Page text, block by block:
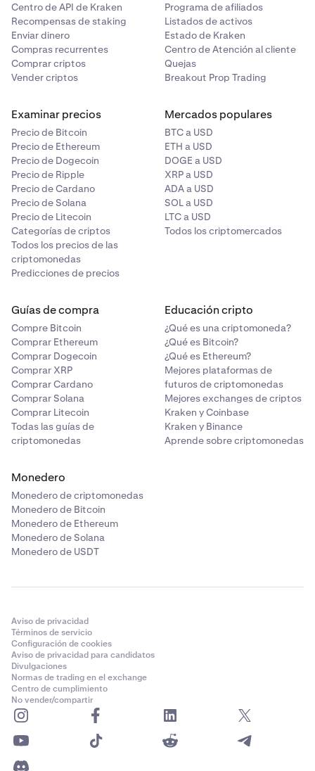
Centro de API de Kraken
Recompensas de staking
Enviar dinero
Compras recurrentes
Comprar criptos
Vender criptos
Programa de afiliados
Listados de activos
Estado de Kraken
Centro de Atención al cliente
Quejas
Breakout Prop Trading
Examinar precios
Precio de Bitcoin
Precio de Ethereum
Precio de Dogecoin
Precio de Ripple
Precio de Cardano
Precio de Solana
Precio de Litecoin
Categorías de criptos
Todos los precios de las
criptomonedas
Predicciones de precios
Mercados populares
BTC a USD
ETH a USD
DOGE a USD
XRP a USD
ADA a USD
SOL a USD
LTC a USD
Todos los criptomercados
Guías de compra
Compre Bitcoin
Comprar Ethereum
Comprar Dogecoin
Comprar XRP
Comprar Cardano
Comprar Solana
Comprar Litecoin
Todas las guías de
criptomonedas
Educación cripto
¿Qué es una criptomoneda?
¿Qué es Bitcoin?
¿Qué es Ethereum?
Mejores plataformas de
futuros de criptomonedas
Mejores exchanges de criptos
Kraken y Coinbase
Kraken y Binance
Aprende sobre criptomonedas
Monedero
Monedero de criptomonedas
Monedero de Bitcoin
Monedero de Ethereum
Monedero de Solana
Monedero de USDT
Aviso de privacidad
Términos de servicio
Configuración de cookies
Aviso de privacidad para candidatos
Divulgaciones
Normas de trading en el exchange
Centro de cumplimiento
No vender/compartir